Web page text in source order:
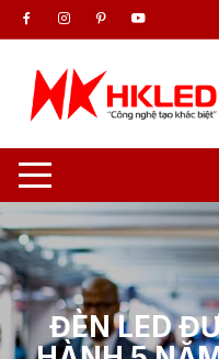
Chuyển
tới
dung
ĐÈN LED